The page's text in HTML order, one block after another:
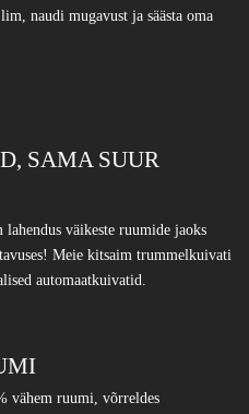
naudi mugavust ja säästa oma
SAMA SUUR
väikeste ruumide jaoks
Meie kitsaim trummelkuivati
automaatkuivatid.
vähem ruumi, võrreldes